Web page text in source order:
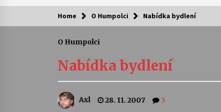
Kam za kulturou?
Camerata a Sukuba Ensemble
4. 8. 2026
Pozvánka na integrační festival
Quijotova šedesátka: 28. 7.–1. 8.
Home O Humpolci Nabídka bydlení
O Humpolci
Nabídka bydlení
Axl 28. 11. 2007 3